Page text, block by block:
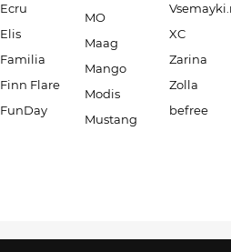
Ecru
Elis
Familia
Finn Flare
FunDay
MO
Maag
Mango
Modis
Mustang
XC
Zarina
Zolla
befree